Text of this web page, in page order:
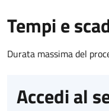
Tempi e
Durata massima del
Accedi al